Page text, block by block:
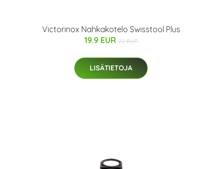
Victorinox Nahkakotelo Swisstool Plus
19.9 EUR 22 EUR
LISÄTIETOJA